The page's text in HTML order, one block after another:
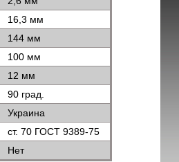
16,3 мм
144 мм
100 мм
12 мм
90 град.
Украина
ст. 70 ГОСТ 9389-75
Нет